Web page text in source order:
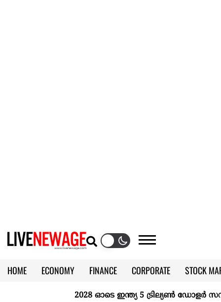
HOME ECONOMY FINANCE CORPORATE
STOCK
KERALA @70
2028 ഓടെ ഇന്ത്യ 5 ട്രില്യണ്‍ ഡോളര്‍